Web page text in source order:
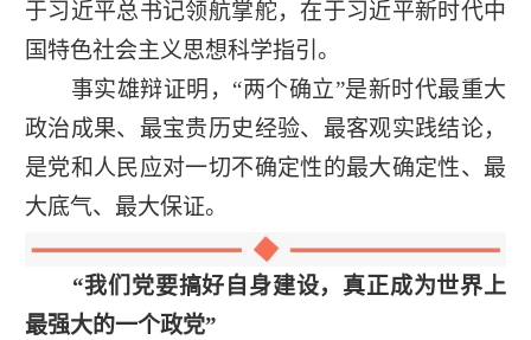
于习近平总书记领航掌舵，在于习近平新时代中
国特色社会主义思想科学指引。
事实雄辩证明，“两个确立”是新时代最重大
政治成果、最宝贵历史经验、最客观实践结论，
是党和人民应对一切不确定性的最大确定性、最
大底气、最大保证。
“我们党要搞好自身建设，真正成为世界上
最强大的一个政党”